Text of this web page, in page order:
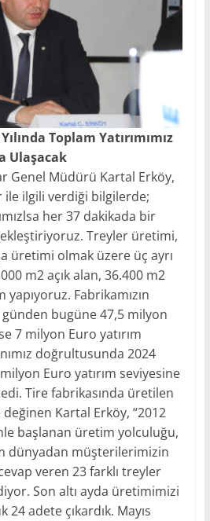
Toplam Yatırımımız
Ulaşacak
Genel Müdürü Kartal Erköy,
ile ilgili verdiği bilgilerde;
her 37 dakikada bir
Treyler üretimi,
üretimi olmak üzere üç ayrı
m2 açık alan, 36.400 m2
Fabrikamızın
günden bugüne 47,5 milyon
7 milyon Euro yatırım
doğrultusunda 2024
Euro yatırım seviyesine
Tire fabrikasında üretilen
Kartal Erköy, “2012
başlanan üretim yolculuğu,
dünyadan müşterilerimizin
veren 23 farklı treyler
Son altı ayda üretimimizi
24 adete çıkardık. Mayıs